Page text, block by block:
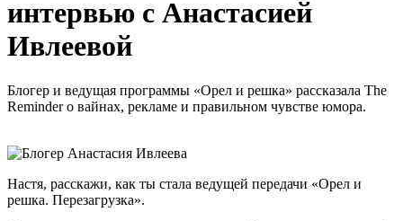
интервью с Анастасией
Ивлеевой
Блогер и ведущая программы «Орел и решка» рассказала The
Reminder о вайнах, рекламе и правильном чувстве юмора.
Настя, расскажи, как ты стала ведущей передачи «Орел и
решка. Перезагрузка».